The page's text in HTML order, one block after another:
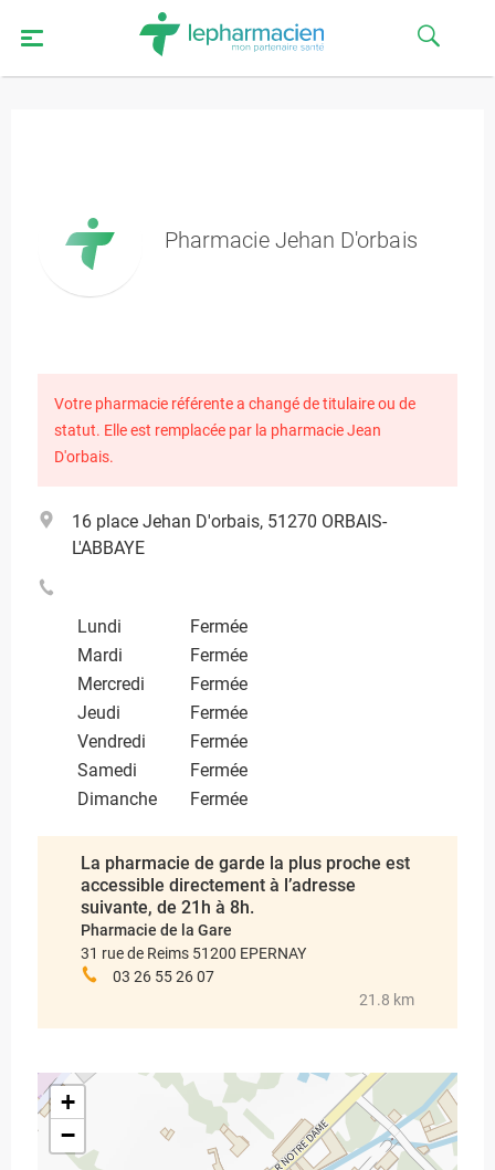
Pharmacie Jehan D'orbais
Votre pharmacie référente a changé de titulaire ou de
statut. Elle est remplacée par la pharmacie Jean
D'orbais.
16 place Jehan D'orbais, 51270 ORBAIS-
L'ABBAYE
Lundi
Fermée
Mardi
Fermée
Mercredi
Fermée
Jeudi
Fermée
Vendredi
Fermée
Samedi
Fermée
Dimanche
Fermée
La pharmacie de garde la plus proche est
accessible directement à l’adresse
suivante, de 21h à 8h.
Pharmacie de la Gare
31 rue de Reims 51200 EPERNAY
03 26 55 26 07
21.8 km
+
−